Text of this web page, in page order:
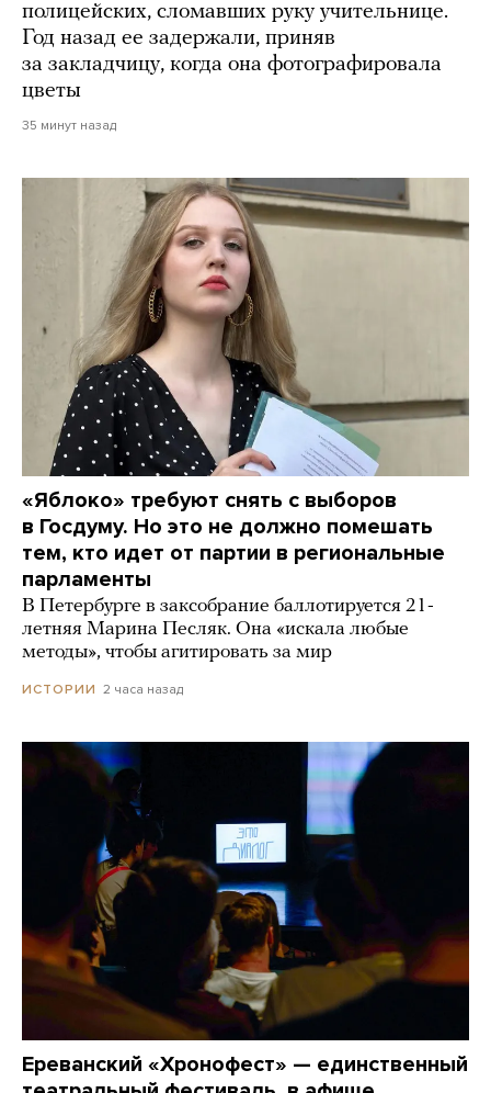
полицейских, сломавших руку учительнице.
Год назад ее задержали, приняв
за закладчицу, когда она фотографировала
цветы
35 минут назад
«Яблоко» требуют снять с выборов
в Госдуму. Но это не должно помешать
тем, кто идет от партии в региональные
парламенты
В Петербурге в заксобрание баллотируется 21-
летняя Марина Песляк. Она «искала любые
методы», чтобы агитировать за мир
ИСТОРИИ 2 часа назад
Ереванский «Хронофест» — единственный